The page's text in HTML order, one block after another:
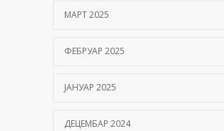
МАРТ 2025
ФЕБРУАР 2025
ЈАНУАР 2025
ДЕЦЕМБАР 2024